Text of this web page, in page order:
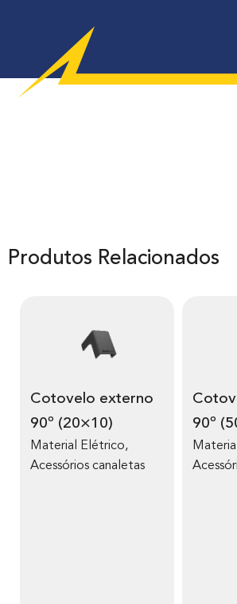
Produtos Relacionados
Cotovelo externo
90º (20×10)
Material Elétrico,
Acessórios canaletas
Cotovelo externo
90º